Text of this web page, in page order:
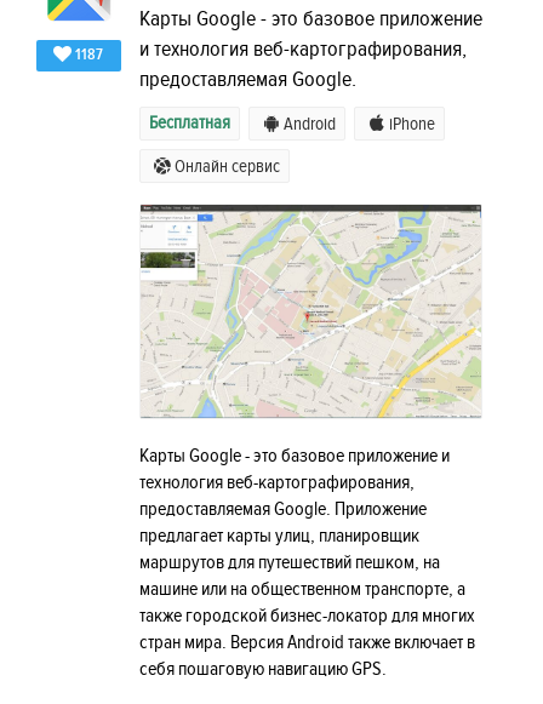
1187
Карты Google - это базовое приложение
и технология веб-картографирования,
предоставляемая Google.
Бесплатная Android iPhone
Онлайн сервис
Карты Google - это базовое приложение и
технология веб-картографирования,
предоставляемая Google. Приложение
предлагает карты улиц, планировщик
маршрутов для путешествий пешком, на
машине или на общественном транспорте, а
также городской бизнес-локатор для многих
стран мира. Версия Android также включает в
себя пошаговую навигацию GPS.